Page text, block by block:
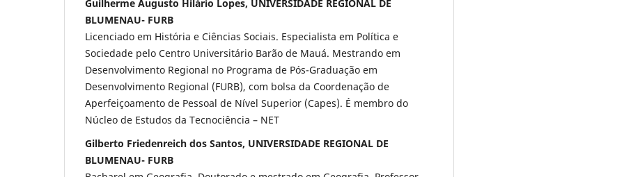
Guilherme Augusto Hilário Lopes, UNIVERSIDADE REGIONAL DE
BLUMENAU- FURB
Licenciado em História e Ciências Sociais. Especialista em Política e
Sociedade pelo Centro Universitário Barão de Mauá. Mestrando em
Desenvolvimento Regional no Programa de Pós-Graduação em
Desenvolvimento Regional (FURB), com bolsa da Coordenação de
Aperfeiçoamento de Pessoal de Nível Superior (Capes). É membro do
Núcleo de Estudos da Tecnociência – NET
Gilberto Friedenreich dos Santos, UNIVERSIDADE REGIONAL DE
BLUMENAU- FURB